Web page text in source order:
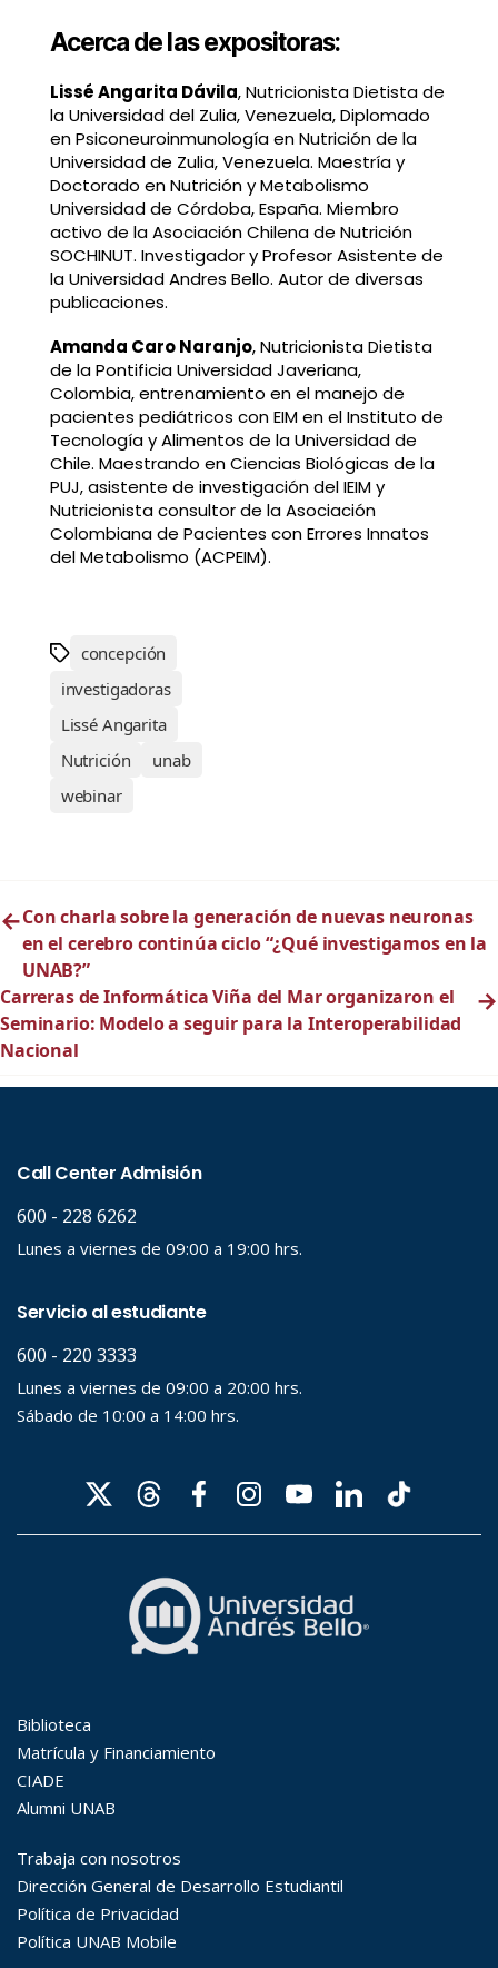
Acerca de las expositoras:
Lissé Angarita Dávila, Nutricionista Dietista de
la Universidad del Zulia, Venezuela, Diplomado
en Psiconeuroinmunología en Nutrición de la
Universidad de Zulia, Venezuela. Maestría y
Doctorado en Nutrición y Metabolismo
Universidad de Córdoba, España. Miembro
activo de la Asociación Chilena de Nutrición
SOCHINUT. Investigador y Profesor Asistente de
la Universidad Andres Bello. Autor de diversas
publicaciones.
Amanda Caro Naranjo, Nutricionista Dietista
de la Pontificia Universidad Javeriana,
Colombia, entrenamiento en el manejo de
pacientes pediátricos con EIM en el Instituto de
Tecnología y Alimentos de la Universidad de
Chile. Maestrando en Ciencias Biológicas de la
PUJ, asistente de investigación del IEIM y
Nutricionista consultor de la Asociación
Colombiana de Pacientes con Errores Innatos
del Metabolismo (ACPEIM).
concepción
investigadoras
Lissé Angarita
Nutrición
unab
webinar
←Con charla sobre la generación de nuevas neuronas
en el cerebro continúa ciclo “¿Qué investigamos en la
UNAB?”
Carreras de Informática Viña del Mar organizaron el
Seminario: Modelo a seguir para la Interoperabilidad
Nacional
→